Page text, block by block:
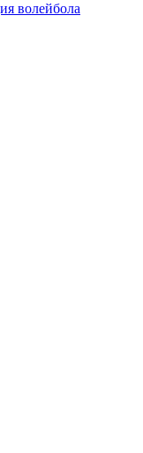
волейбола